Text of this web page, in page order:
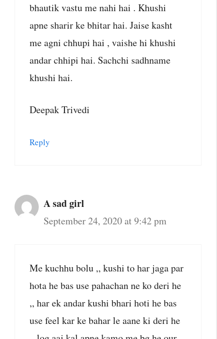
bhautik vastu me nahi hai . Khushi
apne sharir ke bhitar hai. Jaise kasht
me agni chhupi hai , vaishe hi khushi
andar chhipi hai. Sachchi sadhname
khushi hai.
Deepak Trivedi
Reply
A sad girl
September 24, 2020 at 9:42 pm
Me kuchhu bolu ,, kushi to har jaga par
hota he bas use pahachan ne ko deri he
,, har ek andar kushi bhari hoti he bas
use feel kar ke bahar le aane ki deri he